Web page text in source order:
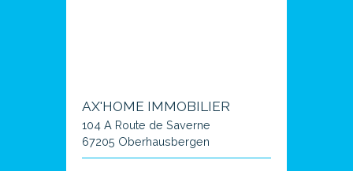
AX'HOME IMMOBILIER
104 A Route de Saverne
67205 Oberhausbergen